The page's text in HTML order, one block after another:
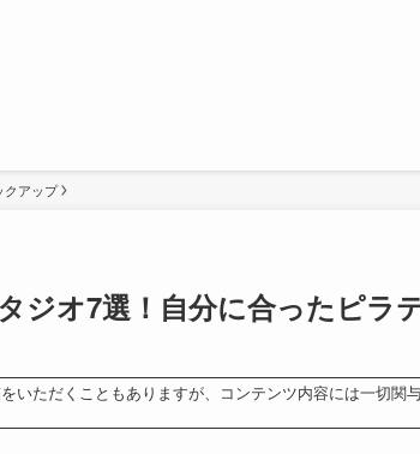
クアップ
ジオ7選！自分に合ったピラ
いただくこともありますが、コンテンツ内容には一切関